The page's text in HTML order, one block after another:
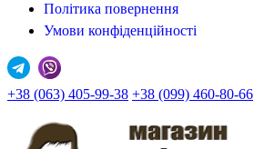
Політика повернення
Умови конфіденційності
+38 (063) 405-99-38 +38 (099) 460-80-66